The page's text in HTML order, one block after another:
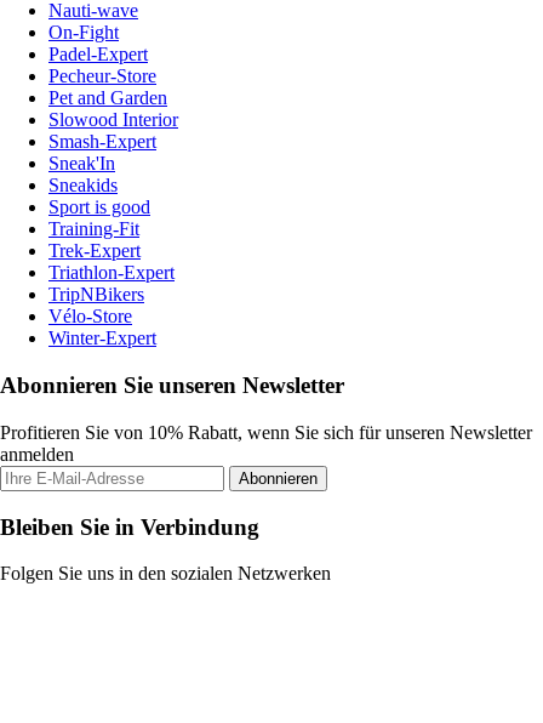
Nauti-wave
On-Fight
Padel-Expert
Pecheur-Store
Pet and Garden
Slowood Interior
Smash-Expert
Sneak'In
Sneakids
Sport is good
Training-Fit
Trek-Expert
Triathlon-Expert
TripNBikers
Vélo-Store
Winter-Expert
Abonnieren Sie unseren Newsletter
Profitieren Sie von 10% Rabatt, wenn Sie sich für unseren Newsletter
anmelden
Abonnieren
Bleiben Sie in Verbindung
Folgen Sie uns in den sozialen Netzwerken